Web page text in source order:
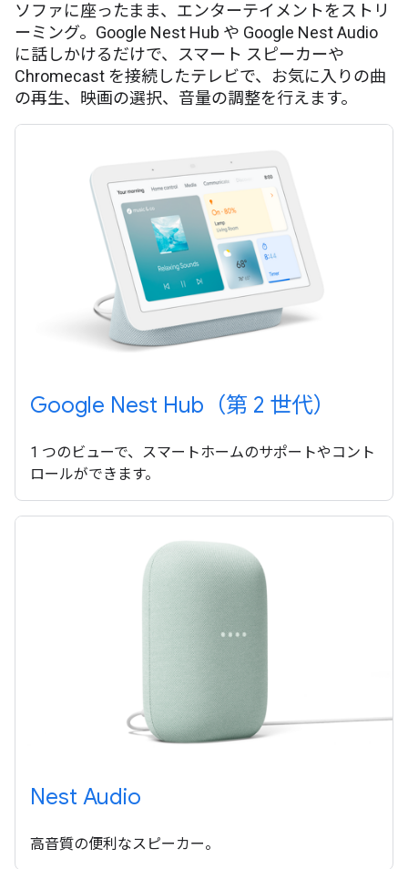
ソファに座ったまま、エンターテイメントをストリ
ーミング。Google Nest Hub や Google Nest Audio
に話しかけるだけで、スマート スピーカーや
Chromecast を接続したテレビで、お気に入りの曲
の再生、映画の選択、音量の調整を行えます。
Google Nest Hub（第 2 世代）
1 つのビューで、スマートホームのサポートやコント
ロールができます。
Nest Audio
高音質の便利なスピーカー。